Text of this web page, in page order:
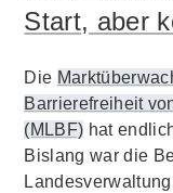
Start, aber
Die
Barrierefreiheit
(MLBF) hat
Bislang war die